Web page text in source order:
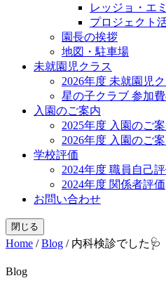
レッジョ・エ
プロジェクト
園長の挨拶
地図・駐車場
未就園児クラス
2026年度 未就園児
星の子クラブ 参加
入園のご案内
2025年度 入園のご
2026年度 入園のご
学校評価
2024年度 職員自己
2024年度 関係者評価
お問い合わせ
閉じる
Home /Blog / 内科検診でした🩺
Blog